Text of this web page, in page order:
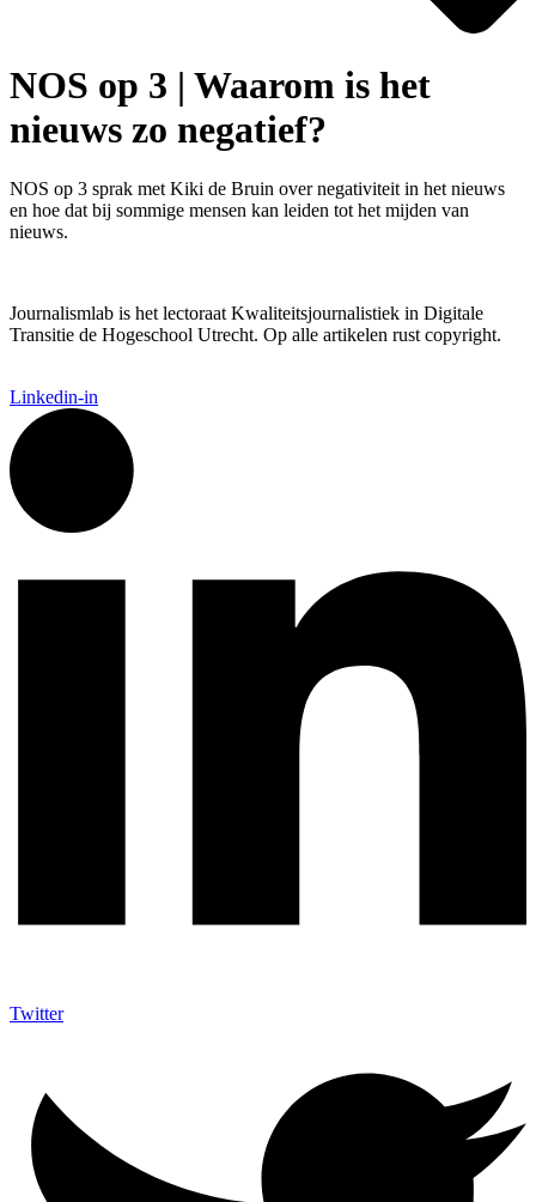
NOS op 3 | Waarom is het
nieuws zo negatief?
NOS op 3 sprak met Kiki de Bruin over negativiteit in het nieuws
en hoe dat bij sommige mensen kan leiden tot het mijden van
nieuws.
Journalismlab is het lectoraat Kwaliteitsjournalistiek in Digitale
Transitie de Hogeschool Utrecht. Op alle artikelen rust copyright.
Linkedin-in
Twitter